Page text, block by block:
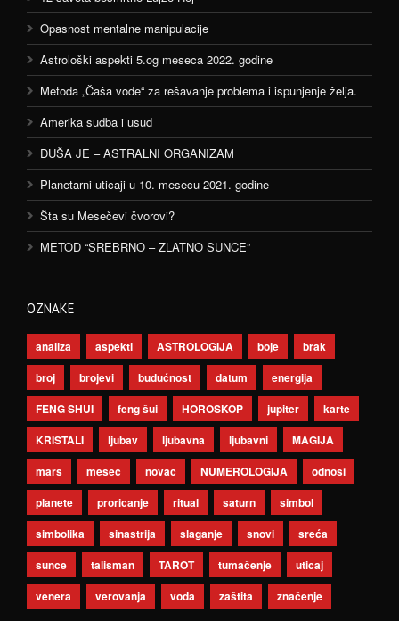
Opasnost mentalne manipulacije
Astrološki aspekti 5.og meseca 2022. godine
Metoda „Čaša vode“ za rešavanje problema i ispunjenje želja.
Amerika sudba i usud
DUŠA JE – ASTRALNI ORGANIZAM
Planetarni uticaji u 10. mesecu 2021. godine
Šta su Mesečevi čvorovi?
METOD “SREBRNO – ZLATNO SUNCE”
OZNAKE
analiza aspekti ASTROLOGIJA boje
brak
broj
brojevi budućnost datum
energija
FENG SHUI
feng šui HOROSKOP jupiter
karte
KRISTALI
ljubav ljubavna ljubavni
MAGIJA
mars
mesec novac NUMEROLOGIJA
odnosi
planete
proricanje ritual saturn
simbol
simbolika
sinastrija slaganje snovi
sreća
sunce
talisman TAROT tumačenje
uticaj
venera
verovanja voda zaštita značenje